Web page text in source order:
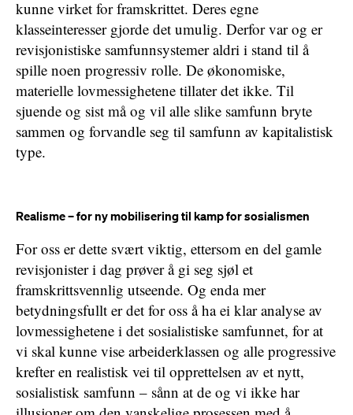
kunne virket for framskrittet. Deres egne
klasseinteresser gjorde det umulig. Derfor var og er
revisjonistiske samfunnsystemer aldri i stand til å
spille noen progressiv rolle. De økonomiske,
materielle lovmessighetene tillater det ikke. Til
sjuende og sist må og vil alle slike samfunn bryte
sammen og forvandle seg til samfunn av kapitalistisk
type.
Realisme – for ny mobilisering til kamp for sosialismen
For oss er dette svært viktig, ettersom en del gamle
revisjonister i dag prøver å gi seg sjøl et
framskrittsvennlig utseende. Og enda mer
betydningsfullt er det for oss å ha ei klar analyse av
lovmessighetene i det sosialistiske samfunnet, for at
vi skal kunne vise arbeiderklassen og alle progressive
krefter en realistisk vei til opprettelsen av et nytt,
sosialistisk samfunn – sånn at de og vi ikke har